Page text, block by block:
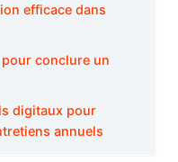
efficace dans
pour conclure un
digitaux pour
annuels